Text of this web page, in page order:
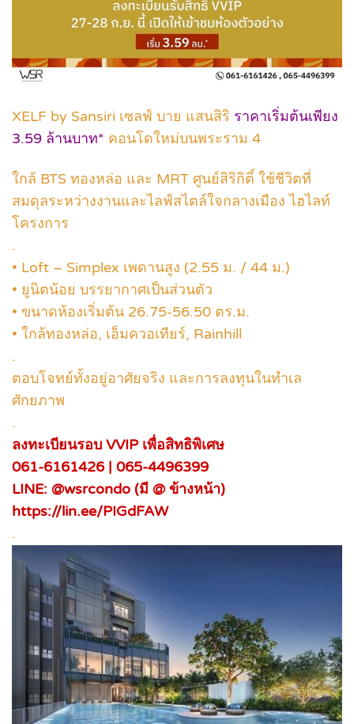
XELF by Sansiri เซลฟ์ บาย แสนสิริ ราคาเริ่มต้นเพียง
3.59 ล้านบาท* คอนโดใหม่บนพระราม 4
ใกล้ BTS ทองหล่อ และ MRT ศูนย์สิริกิติ์ ใช้ชีวิตที่
สมดุลระหว่างงานและไลฟ์สไตล์ใจกลางเมือง ไฮไลท์
โครงการ
.
• Loft – Simplex เพดานสูง (2.55 ม. / 44 ม.)
• ยูนิตน้อย บรรยากาศเป็นส่วนตัว
• ขนาดห้องเริ่มต้น 26.75-56.50 ตร.ม.
• ใกล้ทองหล่อ, เอ็มควอเทียร์, Rainhill
.
ตอบโจทย์ทั้งอยู่อาศัยจริง และการลงทุนในทำเล
ศักยภาพ
.
ลงทะเบียนรอบ VVIP เพื่อสิทธิพิเศษ
061-6161426 | 065-4496399
LINE: @wsrcondo (มี @ ข้างหน้า)
https://lin.ee/PIGdFAW
.